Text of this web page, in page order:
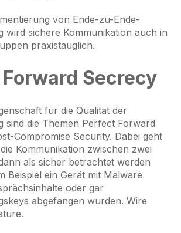
von Ende-zu-Ende-
wird sichere Kommunikation auch in
praxistauglich.
Secrecy
für die Qualität der
sind die Themen Perfect Forward
Compromise Security. Dabei geht
Kommunikation zwischen zwei
als sicher betrachtet werden
Beispiel ein Gerät mit Malware
oder gar
abgefangen wurden. Wire